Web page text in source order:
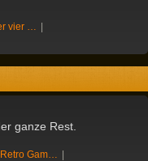
vier …
ganze Rest.
Retro Gam…